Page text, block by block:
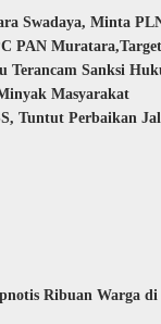
Swadaya, Minta
PAN
Terancam Sanksi
Masyarakat
Tuntut Perbaikan
Ribuan Warga